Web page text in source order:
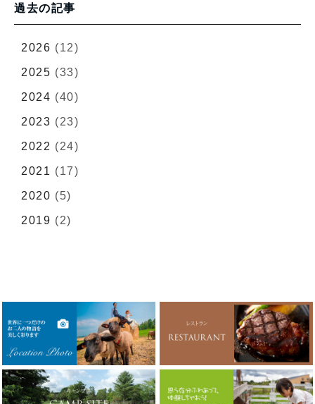
過去の記事
2026 (12)
2025 (33)
2024 (40)
2023 (23)
2022 (24)
2021 (17)
2020 (5)
2019 (2)